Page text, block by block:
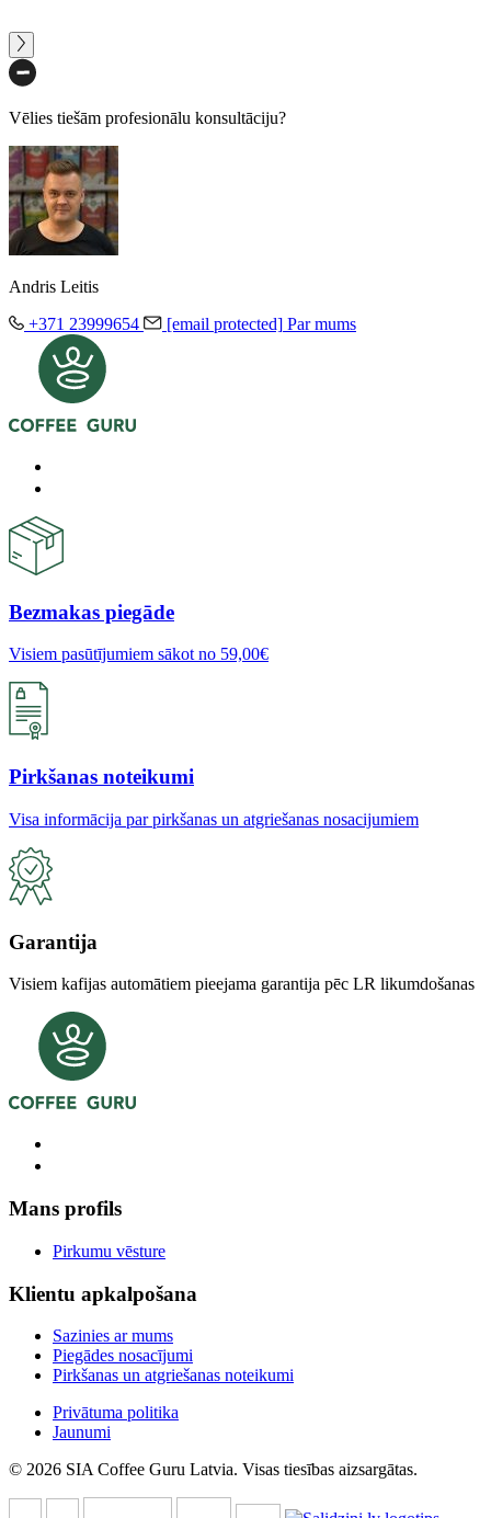
Vēlies tiešām profesionālu konsultāciju?
Andris Leitis
+371 23999654
[email protected] Par mums
Bezmakas piegāde
Visiem pasūtījumiem sākot no 59,00€
Pirkšanas noteikumi
Visa informācija par pirkšanas un atgriešanas nosacijumiem
Garantija
Visiem kafijas automātiem pieejama garantija pēc LR likumdošanas
Mans profils
Pirkumu vēsture
Klientu apkalpošana
Sazinies ar mums
Piegādes nosacījumi
Pirkšanas un atgriešanas noteikumi
Privātuma politika
Jaunumi
© 2026 SIA Coffee Guru Latvia. Visas tiesības aizsargātas.